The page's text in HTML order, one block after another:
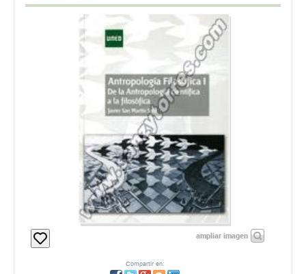
ampliar imagen
Compartir en: